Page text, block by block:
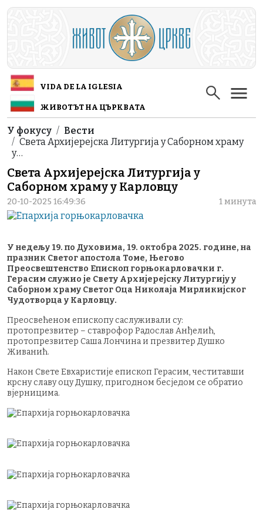
Skip to main content
VIDA DE LA IGLESIA
ЖИВОТЪТ НА ЦЪРКВАТА
Breadcrumb
У фокусу
Вести
Света Архијерејска Литургија у Саборном храму
у…
Света Архијерејска Литургија у
Саборном храму у Карловцу
20-10-2025 16:49:36 1 минута
У недељу 19. по Духовима, 19. октобра 2025. године, на
празник Светог апостола Томе, Његово
Преосвештенство Епископ горњокарловачки г.
Герасим служио је Свету Архијерејску Литургију у
Саборном храму Светог Оца Николаја Мирликијског
Чудотворца у Карловцу.
Преосвећеном епископу саслуживали су:
протопрезвитер – ставрофор Радослав Анђелић,
протопрезвитер Саша Лончина и презвитер Душко
Живанић.
Након Свете Евхаристије епископ Герасим, честитавши
крсну славу оцу Душку, пригодном бесједом се обратио
вјерницима.